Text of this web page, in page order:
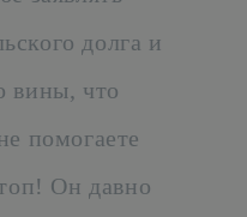
долга и
вины, что
помогаете
Он давно